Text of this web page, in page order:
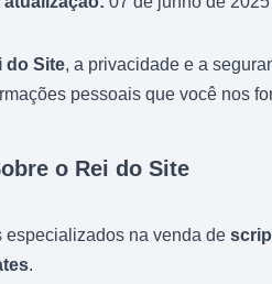
do Site, a privacidade e a
pessoais que você nos
o Rei do Site
especializados na venda de
.